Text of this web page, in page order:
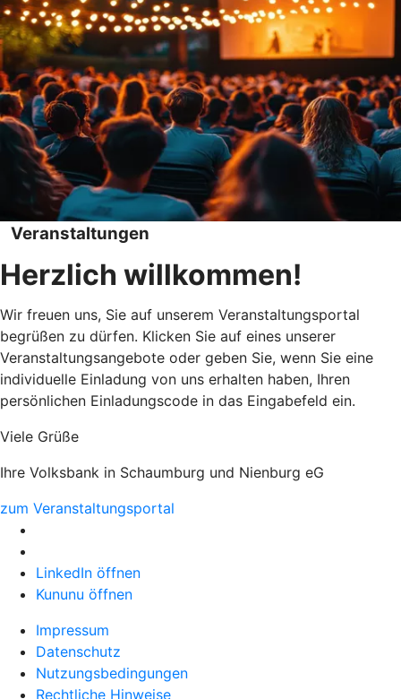
Veranstaltungen
Herzlich willkommen!
Wir freuen uns, Sie auf unserem Veranstaltungsportal
begrüßen zu dürfen. Klicken Sie auf eines unserer
Veranstaltungsangebote oder geben Sie, wenn Sie eine
individuelle Einladung von uns erhalten haben, Ihren
persönlichen Einladungscode in das Eingabefeld ein.
Viele Grüße
Ihre Volksbank in Schaumburg und Nienburg eG
zum Veranstaltungsportal
LinkedIn öffnen
Kununu öffnen
Impressum
Datenschutz
Nutzungsbedingungen
Rechtliche Hinweise